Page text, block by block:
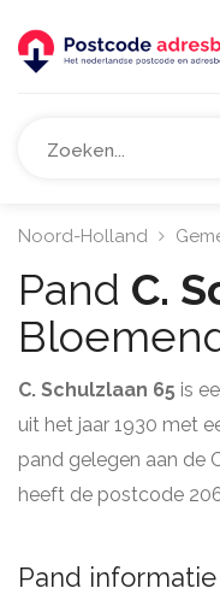
Noord-Holland
Pand C.
C. Schulzlaan 65 is
uit het jaar 1930 met
pand gelegen aan de
heeft de postcode
Pand informatie